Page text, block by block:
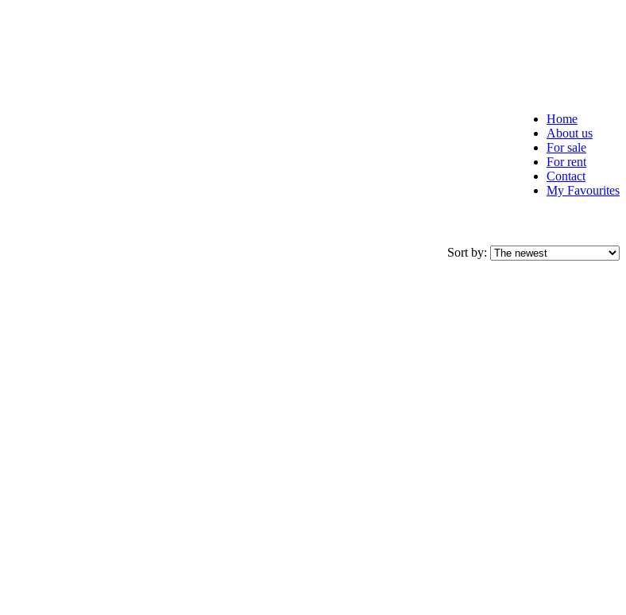
Home
About us
For sale
For rent
Contact
My Favourites
Sort by: